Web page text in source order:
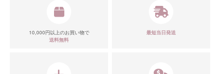
10,000円以上のお買い物で
送料無料
最短当日発送